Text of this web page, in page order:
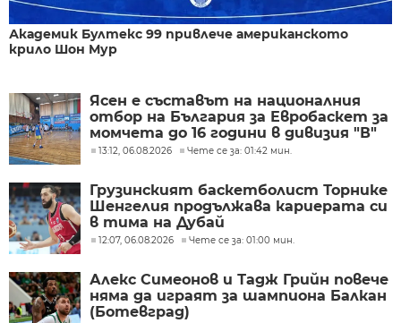
Академик Бултекс 99 привлече американското
крило Шон Мур
Ясен е съставът на националния
отбор на България за Евробаскет за
момчета до 16 години в дивизия "В"
13:12, 06.08.2026 Чете се за: 01:42 мин.
Грузинският баскетболист Торнике
Шенгелия продължава кариерата си
в тима на Дубай
12:07, 06.08.2026 Чете се за: 01:00 мин.
Алекс Симеонов и Тадж Грийн повече
няма да играят за шампиона Балкан
(Ботевград)